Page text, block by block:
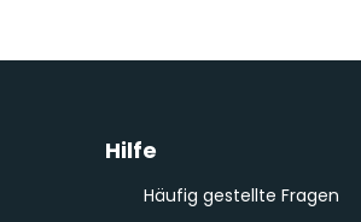
Hilfe
Häufig gestellte Fragen